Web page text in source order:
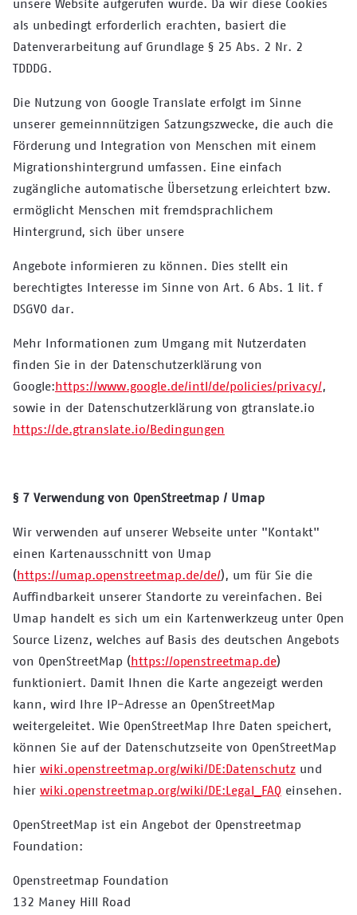
unsere Website aufgerufen wurde. Da wir diese Cookies
als unbedingt erforderlich erachten, basiert die
Datenverarbeitung auf Grundlage § 25 Abs. 2 Nr. 2
TDDDG.
Die Nutzung von Google Translate erfolgt im Sinne
unserer gemeinnnützigen Satzungszwecke, die auch die
Förderung und Integration von Menschen mit einem
Migrationshintergrund umfassen. Eine einfach
zugängliche automatische Übersetzung erleichtert bzw.
ermöglicht Menschen mit fremdsprachlichem
Hintergrund, sich über unsere
Angebote informieren zu können. Dies stellt ein
berechtigtes Interesse im Sinne von Art. 6 Abs. 1 lit. f
DSGVO dar.
Mehr Informationen zum Umgang mit Nutzerdaten
finden Sie in der Datenschutzerklärung von
Google:https://www.google.de/intl/de/policies/privacy/,
sowie in der Datenschutzerklärung von gtranslate.io
https://de.gtranslate.io/Bedingungen
§ 7 Verwendung von OpenStreetmap / Umap
Wir verwenden auf unserer Webseite unter "Kontakt"
einen Kartenausschnitt von Umap
(https://umap.openstreetmap.de/de/), um für Sie die
Auffindbarkeit unserer Standorte zu vereinfachen. Bei
Umap handelt es sich um ein Kartenwerkzeug unter Open
Source Lizenz, welches auf Basis des deutschen Angebots
von OpenStreetMap (https://openstreetmap.de)
funktioniert. Damit Ihnen die Karte angezeigt werden
kann, wird Ihre IP-Adresse an OpenStreetMap
weitergeleitet. Wie OpenStreetMap Ihre Daten speichert,
können Sie auf der Datenschutzseite von OpenStreetMap
hier wiki.openstreetmap.org/wiki/DE:Datenschutz und
hier wiki.openstreetmap.org/wiki/DE:Legal_FAQ einsehen.
OpenStreetMap ist ein Angebot der Openstreetmap
Foundation:
Openstreetmap Foundation
132 Maney Hill Road